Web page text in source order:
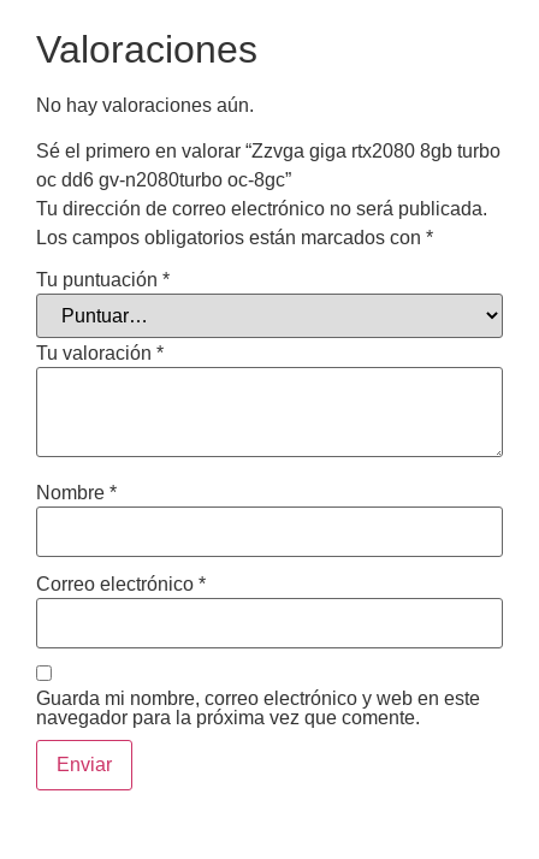
Valoraciones
No hay valoraciones aún.
Sé el primero en valorar “Zzvga giga rtx2080 8gb turbo
oc dd6 gv-n2080turbo oc-8gc”
Tu dirección de correo electrónico no será publicada.
Los campos obligatorios están marcados con *
Tu puntuación *
Tu valoración *
Nombre *
Correo electrónico *
Guarda mi nombre, correo electrónico y web en este
navegador para la próxima vez que comente.